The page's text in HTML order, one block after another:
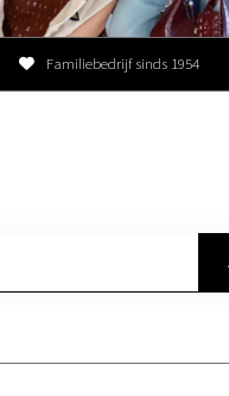
Familiebedrijf sinds 1954